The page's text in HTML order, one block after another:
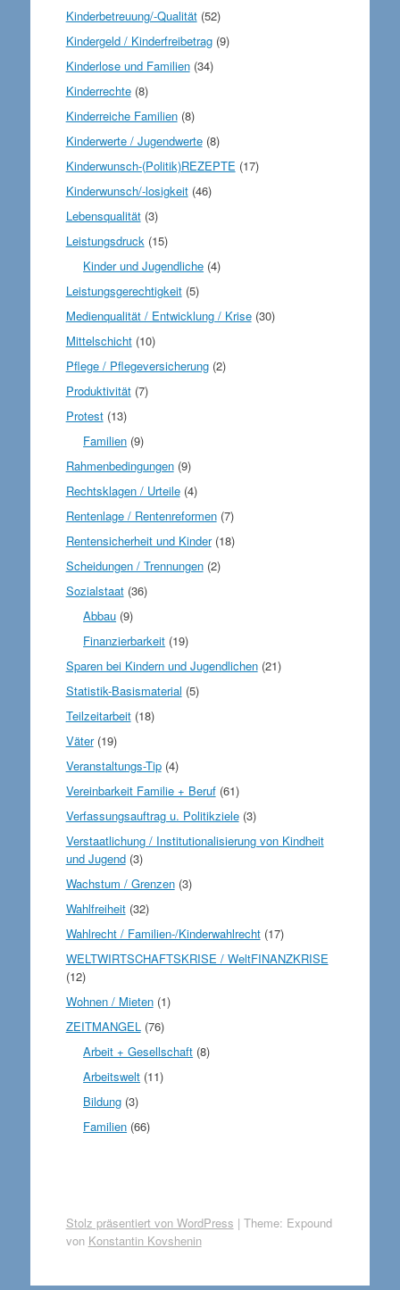
Kinderbetreuung/-Qualität(52)
Kindergeld / Kinderfreibetrag(9)
Kinderlose und Familien(34)
Kinderrechte(8)
Kinderreiche Familien(8)
Kinderwerte / Jugendwerte(8)
Kinderwunsch-(Politik)REZEPTE (17)
Kinderwunsch/-losigkeit(46)
Lebensqualität(3)
Leistungsdruck (15)
Kinder und Jugendliche (4)
Leistungsgerechtigkeit(5)
Medienqualität / Entwicklung / Krise(30)
Mittelschicht(10)
Pflege / Pflegeversicherung(2)
Produktivität(7)
Protest(13)
Familien (9)
Rahmenbedingungen(9)
Rechtsklagen / Urteile(4)
Rentenlage / Rentenreformen(7)
Rentensicherheit und Kinder(18)
Scheidungen / Trennungen(2)
Sozialstaat(36)
Abbau (9)
Finanzierbarkeit (19)
Sparen bei Kindern und Jugendlichen(21)
Statistik-Basismaterial (5)
Teilzeitarbeit(18)
Väter(19)
Veranstaltungs-Tip(4)
Vereinbarkeit Familie + Beruf(61)
Verfassungsauftrag u. Politikziele(3)
Verstaatlichung / Institutionalisierung von Kindheit
und Jugend(3)
Wachstum / Grenzen(3)
Wahlfreiheit(32)
Wahlrecht / Familien-/Kinderwahlrecht(17)
WELTWIRTSCHAFTSKRISE / WeltFINANZKRISE
(12)
Wohnen / Mieten(1)
ZEITMANGEL (76)
Arbeit + Gesellschaft (8)
Arbeitswelt (11)
Bildung (3)
Familien (66)
Stolz präsentiert von WordPress | Theme: Expound
von Konstantin Kovshenin